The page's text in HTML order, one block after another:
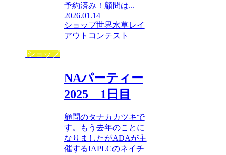
予約済み！顧問は...
2026.01.14
ショップ世界水草レイ
アウトコンテスト
ショップ
NAパーティー
2025 1日目
顧問のタナカカツキで
す。もう去年のことに
なりましたがADAが主
催するIAPLCのネイチ